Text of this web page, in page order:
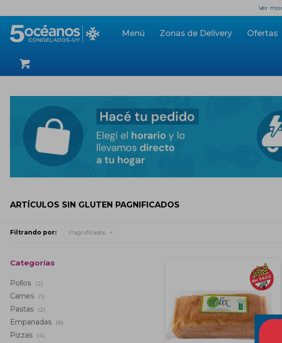
Menú Zonas de Delivery Ofertas
Ver
ARTÍCULOS SIN GLUTEN PAGNIFICADOS
Filtrando por: Pagnificados
Categorías
Pollos (2)
Carnes (1)
Pastas (2)
Empanadas (6)
Pizzas (4)